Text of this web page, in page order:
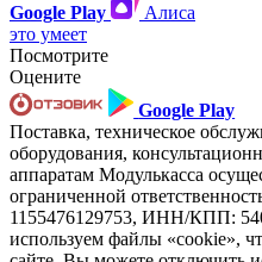
Google Play
Алиса
это умеет
Посмотрите
Оцените
Google Play
Поставка, техническое
оборудования,
аппаратам Модулькасса
ограниченной
1155476129753, ИНН/КПП:
используем файлы «cookie»,